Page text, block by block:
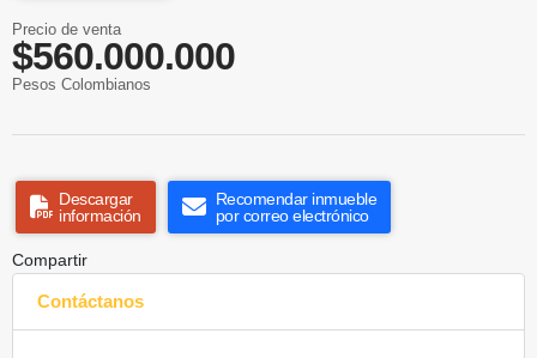
Precio de venta
$560.000.000
Pesos Colombianos
Descargar
información
Recomendar inmueble
por correo electrónico
Compartir
Contáctanos